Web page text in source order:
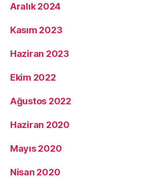
Aralık 2024
Kasım 2023
Haziran 2023
Ekim 2022
Ağustos 2022
Haziran 2020
Mayıs 2020
Nisan 2020